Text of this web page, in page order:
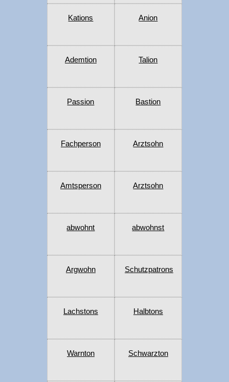
Kations Anion
Ademtion Talion
Passion Bastion
Fachperson Arztsohn
Amtsperson Arztsohn
abwohnt abwohnst
Argwohn Schutzpatrons
Lachstons Halbtons
Warnton Schwarzton